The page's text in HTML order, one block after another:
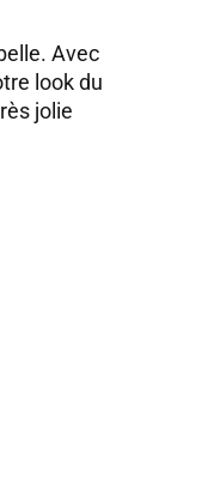
Avec
look du
jolie